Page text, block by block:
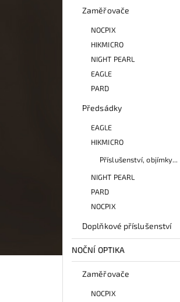
Zaměřovače
NOCPIX
HIKMICRO
NIGHT PEARL
EAGLE
PARD
Předsádky
EAGLE
HIKMICRO
Příslušenství, objímky...
NIGHT PEARL
PARD
NOCPIX
Doplňkové příslušenství
NOČNÍ OPTIKA
Zaměřovače
NOCPIX